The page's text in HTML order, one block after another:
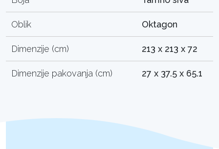
Oblik Oktagon
Dimenzije (cm) 213 x 213 x 72
Dimenzije pakovanja (cm) 27 x 37.5 x 65.1